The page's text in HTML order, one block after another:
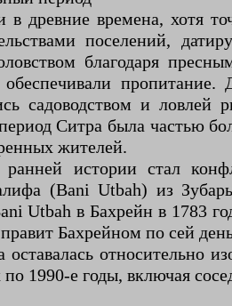
древние времена, хотя
поселений,
благодаря
садоводством и
Ситра была частью
жителей.
истории стал
(Bani Utbah) из
Utbah в Бахрейн в 1783
Бахрейном по сей
относительно
1990-е годы, включая